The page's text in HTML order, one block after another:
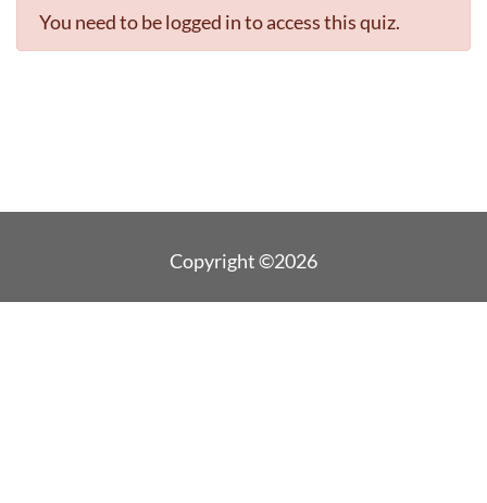
You need to be logged in to access this quiz.
Copyright ©2026